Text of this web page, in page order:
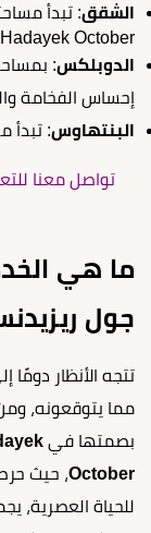
الشقق: تبدأ
October.
الدوبلكس:
إحساس الفخامة
البنتهاوس: تبدأ
ما هي
جول
تتجه الأنظار دومًا
مما يتوقعونه،
بصمتها في
October، حيث
للحياة العصرية،